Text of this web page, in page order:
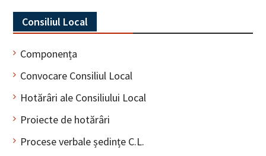
Consiliul Local
Componența
Convocare Consiliul Local
Hotărâri ale Consiliului Local
Proiecte de hotărâri
Procese verbale ședințe C.L.